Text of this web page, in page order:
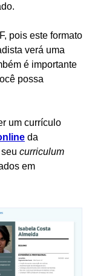
pois este formato
verá uma
é importante
possa
um currículo
da
curriculum
em